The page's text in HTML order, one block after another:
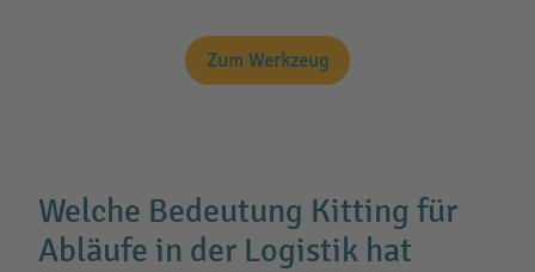
Zum Werkzeug
Welche Bedeutung Kitting für
Abläufe in der Logistik hat